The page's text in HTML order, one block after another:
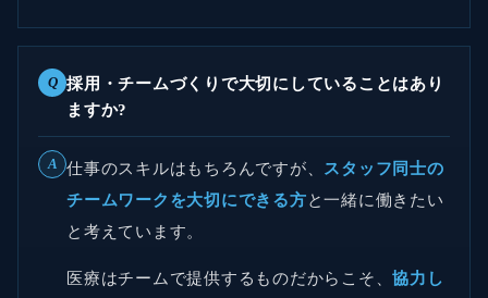
Q 採用・チームづくりで大切にしていることはあり
ますか?
A 仕事のスキルはもちろんですが、
スタッフ同士の
チームワークを大切にできる方と一緒に働きたい
と考えています。
医療はチームで提供するものだからこそ、協力し